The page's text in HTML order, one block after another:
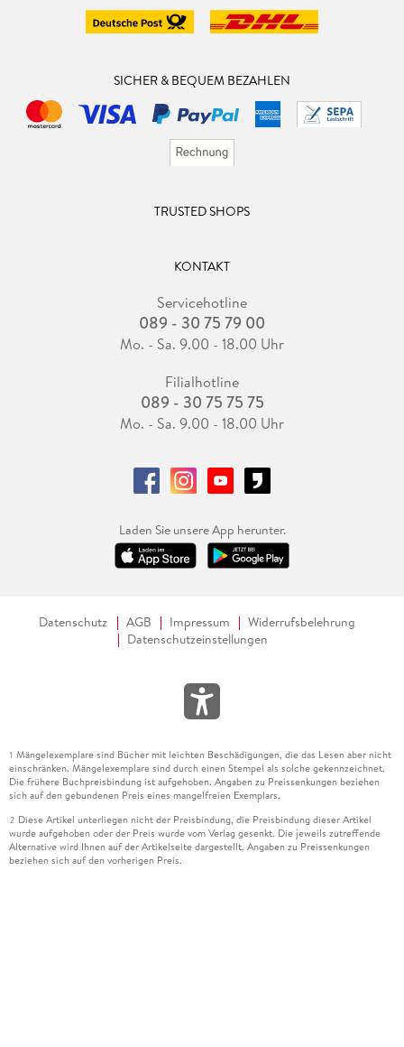
SICHER & BEQUEM BEZAHLEN
TRUSTED SHOPS
KONTAKT
Servicehotline
089 - 30 75 79 00
Mo. - Sa. 9.00 - 18.00 Uhr
Filialhotline
089 - 30 75 75 75
Mo. - Sa. 9.00 - 18.00 Uhr
Laden Sie unsere App herunter.
Datenschutz AGB Impressum
Widerrufsbelehrung
Datenschutzeinstellungen
1 Mängelexemplare sind Bücher mit leichten Beschädigungen, die das Lesen aber nicht
einschränken. Mängelexemplare sind durch einen Stempel als solche gekennzeichnet.
Die frühere Buchpreisbindung ist aufgehoben. Angaben zu Preissenkungen beziehen
sich auf den gebundenen Preis eines mangelfreien Exemplars.
2 Diese Artikel unterliegen nicht der Preisbindung, die Preisbindung dieser Artikel
wurde aufgehoben oder der Preis wurde vom Verlag gesenkt. Die jeweils zutreffende
Alternative wird Ihnen auf der Artikelseite dargestellt. Angaben zu Preissenkungen
beziehen sich auf den vorherigen Preis.